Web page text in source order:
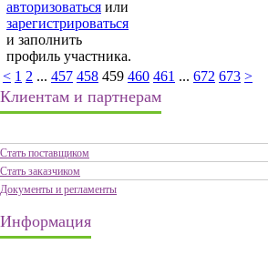
< 1 2 ... 457 458 459 460 461 ... 672 673 >
авторизоваться или
зарегистрироваться
и заполнить
профиль участника.
Клиентам и партнерам
Стать поставщиком
Стать заказчиком
Документы и регламенты
Информация